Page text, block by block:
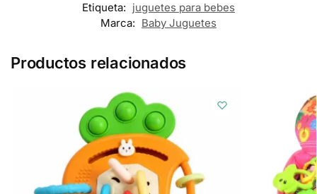
Etiqueta: juguetes para bebes
Marca: Baby Juguetes
Productos relacionados